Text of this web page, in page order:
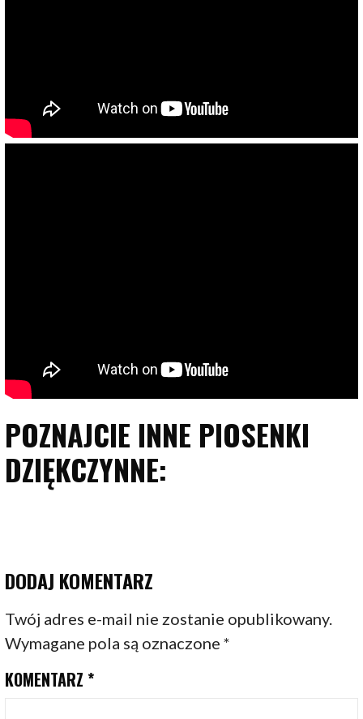
POZNAJCIE INNE PIOSENKI
DZIĘKCZYNNE:
DODAJ KOMENTARZ
Twój adres e-mail nie zostanie opublikowany.
Wymagane pola są oznaczone*
KOMENTARZ *